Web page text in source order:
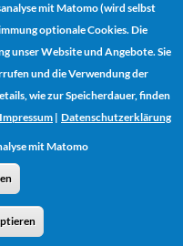
mit Matomo (wird selbst
optionale Cookies. Die
unser Website und Angebote. Sie
und die Verwendung der
wie zur Speicherdauer, finden
Impressum | Datenschutzerklärung
mit Matomo
personenbezogener
erfolgt durch LinkedIn
personenbezogener
policy?
policy.
auf unserer LinkedIn-